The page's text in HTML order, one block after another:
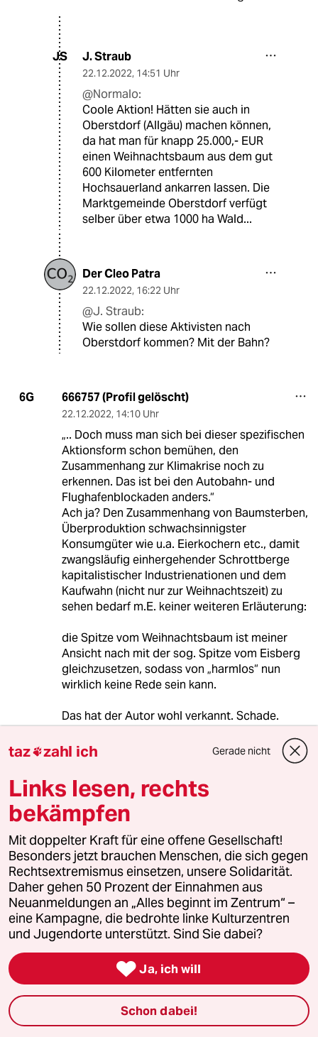
JS J. Straub
22.12.2022, 14:51 Uhr
@Normalo:
Coole Aktion! Hätten sie auch in
Oberstdorf (Allgäu) machen können,
da hat man für knapp 25.000,- EUR
einen Weihnachtsbaum aus dem gut
600 Kilometer entfernten
Hochsauerland ankarren lassen. Die
Marktgemeinde Oberstdorf verfügt
selber über etwa 1000 ha Wald...
Der Cleo Patra
22.12.2022, 16:22 Uhr
@J. Straub:
Wie sollen diese Aktivisten nach
Oberstdorf kommen? Mit der Bahn?
6G 666757 (Profil gelöscht)
22.12.2022, 14:10 Uhr
„.. Doch muss man sich bei dieser spezifischen
Aktionsform schon bemühen, den
Zusammenhang zur Klimakrise noch zu
erkennen. Das ist bei den Autobahn- und
Flughafenblockaden anders.“
Ach ja? Den Zusammenhang von Baumsterben,
Überproduktion schwachsinnigster
Konsumgüter wie u.a. Eierkochern etc., damit
zwangsläufig einhergehender Schrottberge
kapitalistischer Industrienationen und dem
Kaufwahn (nicht nur zur Weihnachtszeit) zu
sehen bedarf m.E. keiner weiteren Erläuterung:
die Spitze vom Weihnachtsbaum ist meiner
Ansicht nach mit der sog. Spitze vom Eisberg
gleichzusetzen, sodass von „harmlos“ nun
wirklich keine Rede sein kann.
Das hat der Autor wohl verkannt. Schade.
22.12.2022, 17:40 Uhr
@666757 (Profil gelöscht):
Dass die LG die Diktatur des
Proleteriats anstrebt, habe ich nicht
mitbekommen. Da geht es nur um
paar km/h weniger auf der Autobahn.
P Philippo1000
Die Einschätzung des Autors teile ich nicht.
Das ist die erste Aktion der letzten Generation,
taz zahl ich Gerade nicht
Links lesen, rechts
bekämpfen
Mit doppelter Kraft für eine offene Gesellschaft!
Besonders jetzt brauchen Menschen, die sich gegen
Rechtsextremismus einsetzen, unsere Solidarität.
Daher gehen 50 Prozent der Einnahmen aus
Neuanmeldungen an „Alles beginnt im Zentrum“ –
eine Kampagne, die bedrohte linke Kulturzentren
und Jugendorte unterstützt. Sind Sie dabei?
 Ja, ich will
Schon dabei!